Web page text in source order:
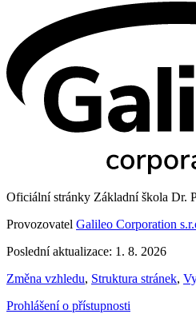
Oficiální stránky Základní škola Dr.
Provozovatel Galileo Corporation
Poslední aktualizace: 1. 8. 2026
Změna vzhledu, Struktura stránek,
Prohlášení o přístupnosti